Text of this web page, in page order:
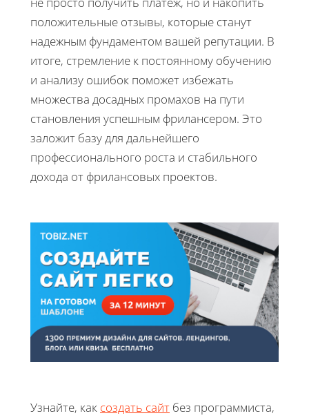
положительные отзывы, которые станут
надежным фундаментом вашей репутации. В
итоге, стремление к постоянному обучению
и анализу ошибок поможет избежать
множества досадных промахов на пути
становления успешным фрилансером. Это
заложит базу для дальнейшего
профессионального роста и стабильного
дохода от фрилансовых проектов.
Узнайте, как создать сайт без программиста,